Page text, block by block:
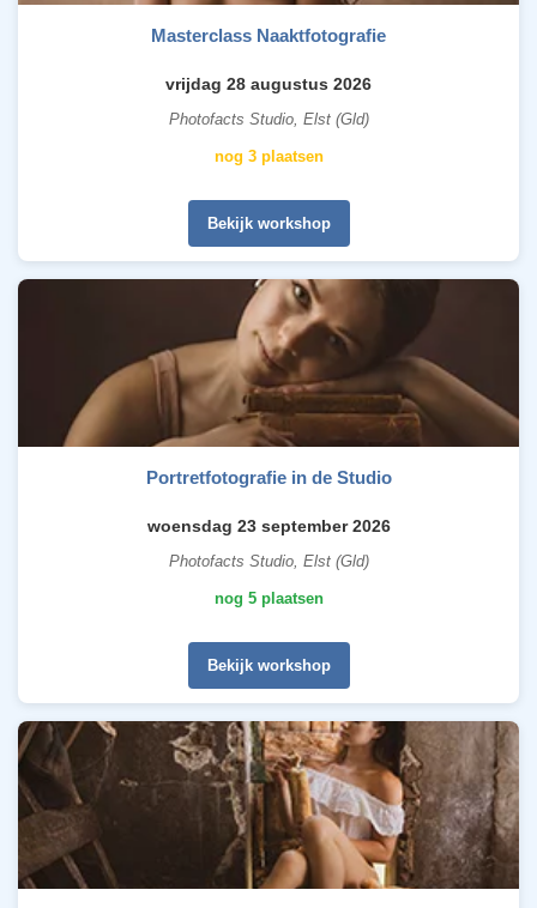
Masterclass Naaktfotografie
vrijdag 28 augustus 2026
Photofacts Studio, Elst (Gld)
nog 3 plaatsen
Bekijk workshop
Portretfotografie in de Studio
woensdag 23 september 2026
Photofacts Studio, Elst (Gld)
nog 5 plaatsen
Bekijk workshop